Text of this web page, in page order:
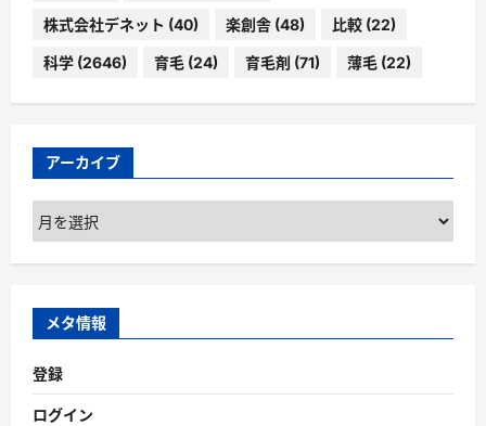
株式会社デネット (40) 楽創舎 (48) 比較 (22)
科学 (2646) 育毛 (24) 育毛剤 (71) 薄毛 (22)
アーカイブ
ア
ー
カ
ブ
メタ情報
登録
ログイン